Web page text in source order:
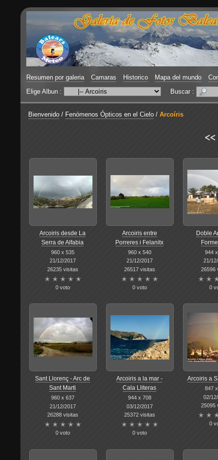
Resumen por galeria Camaras Historico Mapa del mundo
Elige Albun :
Buscar :
Bienvenido / Fenómenos Ópticos en el Cielo / Arcoíris
<<
Arcoiris desde La
Serra de Alfabia
960 x 535
21/12/2017
26235 visitas
0 voto
Arcoiris entre
Porreres i Felanitx
960 x 540
21/12/2017
26517 visitas
0 voto
Doble
944
21/
26596
0
Sant Llorenç - Arc de
Sant Marti
960 x 637
21/12/2017
26288 visitas
0 voto
Arcoiris a la mar -
Cala Lliteras
944 x 708
03/12/2017
25372 visitas
0 voto
Arcoiris a
847
02/
25095
0